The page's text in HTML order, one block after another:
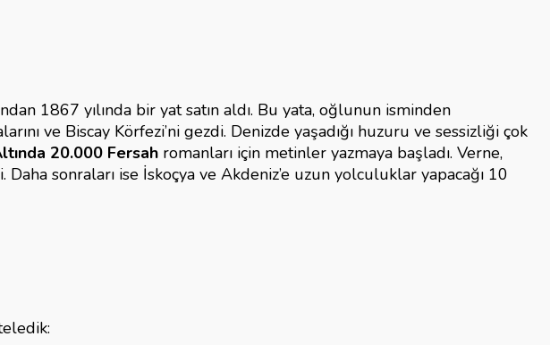
1867 yılında bir yat satın aldı. Bu yata, oğlunun isminden
ve Biscay Körfezi’ni gezdi. Denizde yaşadığı huzuru ve sessizliği çok
20.000 Fersah romanları için metinler yazmaya başladı. Verne,
sonraları ise İskoçya ve Akdeniz’e uzun yolculuklar yapacağı 10